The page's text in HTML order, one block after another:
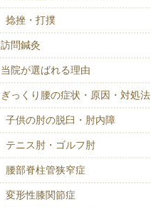
捻挫・打撲
訪問鍼灸
当院が選ばれる理由
ぎっくり腰の症状・原因・対処法
子供の肘の脱臼・肘内障
テニス肘・ゴルフ肘
腰部脊柱管狭窄症
変形性膝関節症